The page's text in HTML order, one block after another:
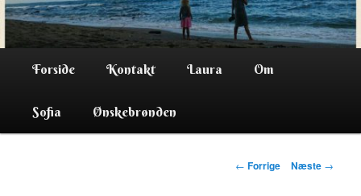
Forside Kontakt Laura Om
Sofia Ønskebrønden
Indlægsnavigation
← Forrige Næste →